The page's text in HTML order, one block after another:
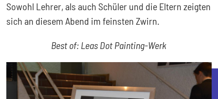
Sowohl Lehrer, als auch Schüler und die Eltern zeigten
sich an diesem Abend im feinsten Zwirn.
Best of: Leas Dot Painting-Werk